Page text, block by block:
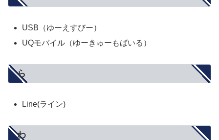
USB（ゆーえすびー）
UQモバイル（ゆーきゅーもばいる）
ら
Line(ライン)
わ